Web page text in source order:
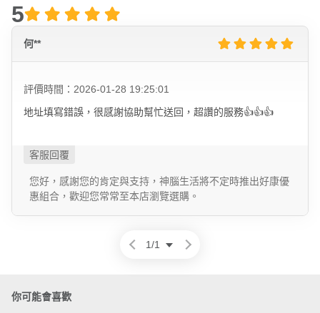
5
何**
評價時間：2026-01-28 19:25:01
地址填寫錯誤，很感謝協助幫忙送回，超讚的服務👍👍👍
您好，感謝您的肯定與支持，神腦生活將不定時推出好康優
惠組合，歡迎您常常至本店瀏覽選購。
1/1
你可能會喜歡